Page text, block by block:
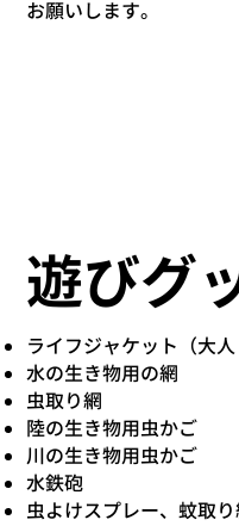
お願いします。
遊びグ
ライフジャケット（大人
水の生き物用の網
虫取り網
陸の生き物用虫かご
川の生き物用虫かご
水鉄砲
虫よけスプレー、蚊取